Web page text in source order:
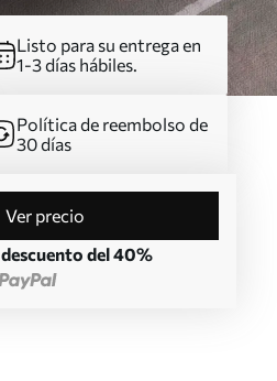
Listo para su entrega en
1-3 días hábiles.
Política de reembolso de
30 días
Ver precio
descuento del 40%